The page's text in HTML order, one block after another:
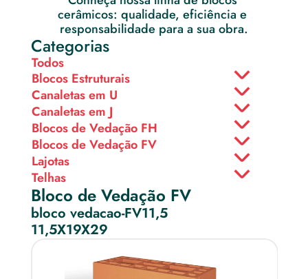
cerâmicos: qualidade, eficiência e
responsabilidade para a sua obra.
Categorias
Todos
Blocos Estruturais
Canaletas em U
Canaletas em J
Blocos de Vedação FH
Blocos de Vedação FV
Lajotas
Telhas
Bloco de Vedação FV
bloco vedacao-FV11,5
11,5X19X29